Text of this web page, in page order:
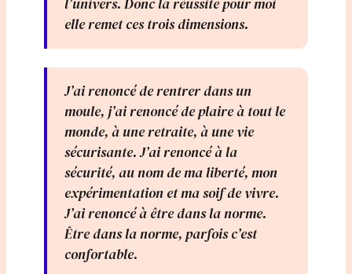
l’univers. Donc la réussite pour moi
elle remet ces trois dimensions.
J’ai renoncé de rentrer dans un
moule, j’ai renoncé de plaire à tout le
monde, à une retraite, à une vie
sécurisante. J’ai renoncé à la
sécurité, au nom de ma liberté, mon
expérimentation et ma soif de vivre.
J’ai renoncé à être dans la norme.
Être dans la norme, parfois c’est
confortable.